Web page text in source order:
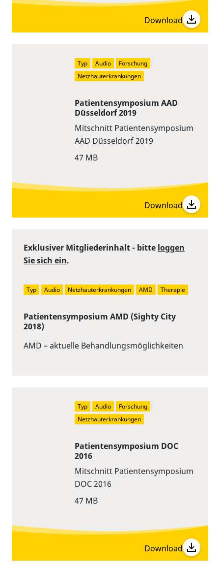
Download
Patientensymposium AAD
Düsseldorf 2019
Mitschnitt Patientensymposium
AAD Düsseldorf 2019
47 MB
Typ Audio
Forschung
Netzhauterkrankungen
Download
Patientensymposium AMD (Sighty City
2018)
Exklusiver Mitgliederinhalt - bitte loggen
Sie sich ein.
AMD – aktuelle Behandlungsmöglichkeiten
Typ Audio Netzhauterkrankungen AMD Therapie
Patientensymposium DOC
2016
Mitschnitt Patientensymposium
DOC 2016
47 MB
Typ Audio
Forschung
Netzhauterkrankungen
Download